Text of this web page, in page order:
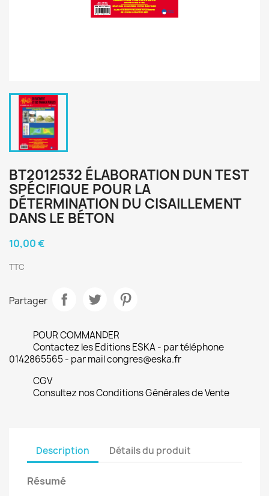
BT2012532 ÉLABORATION DUN TEST
SPÉCIFIQUE POUR LA
DÉTERMINATION DU CISAILLEMENT
DANS LE BÉTON
10,00 €
TTC
Partager
POUR COMMANDER
Contactez les Editions ESKA - par téléphone
0142865565 - par mail congres@eska.fr
CGV
Consultez nos Conditions Générales de Vente
Description Détails du produit
Résumé